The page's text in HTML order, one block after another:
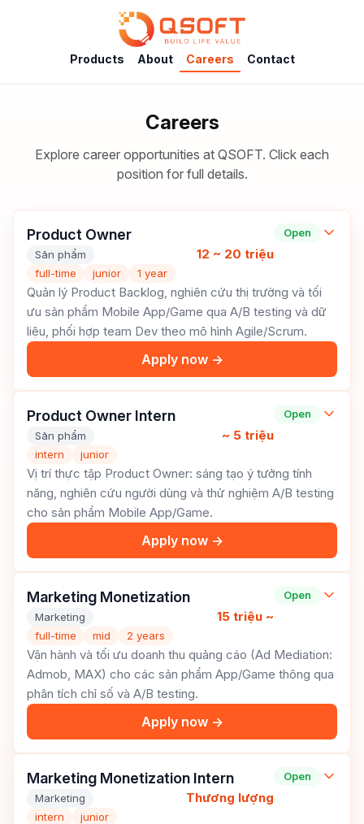
Products About Careers Contact
Careers
Explore career opportunities at QSOFT. Click each
position for full details.
Product Owner
Sản phẩm 12 ~ 20 triệu
full-time junior 1 year
Open
Quản lý Product Backlog, nghiên cứu thị trường và tối
ưu sản phẩm Mobile App/Game qua A/B testing và dữ
liệu, phối hợp team Dev theo mô hình Agile/Scrum.
Apply now →
Product Owner Intern
Sản phẩm ~ 5 triệu
intern junior
Open
Vị trí thực tập Product Owner: sáng tạo ý tưởng tính
năng, nghiên cứu người dùng và thử nghiệm A/B testing
cho sản phẩm Mobile App/Game.
Apply now →
Marketing Monetization
Marketing 15 triệu ~
full-time mid 2 years
Open
Vận hành và tối ưu doanh thu quảng cáo (Ad Mediation:
Admob, MAX) cho các sản phẩm App/Game thông qua
phân tích chỉ số và A/B testing.
Apply now →
Marketing Monetization Intern
Marketing Thương lượng
intern junior
Open